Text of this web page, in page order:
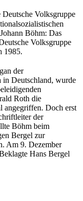
Volksgruppe
Böhm: Das
Volksgruppe
1985.
der
in Deutschland, wurde
Roth die
angegriffen. Doch erst
der
Böhm beim
Bergel zur
Am 9. Dezember
Hans Bergel